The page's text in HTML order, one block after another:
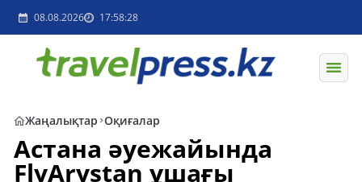
08.08.2026 17:58:28
Жаңалықтар Оқиғалар
Астана әуежайында
FlyArystan ұшағы